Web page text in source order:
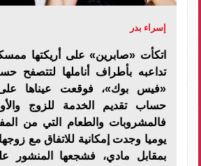
إسراء بدر
اتكأت «صابرين» على أريكتها
تداعبه بأطراف أناملها لتتصفح
«فيس بوك»، فوقعت عيناها
حساب تقديم الخدمة للزوج
فالمشروبات والطعام التي من
يوميا وجدت إمكانية للاتفاق مع
بمقابل مادي، فشجعها المنشور